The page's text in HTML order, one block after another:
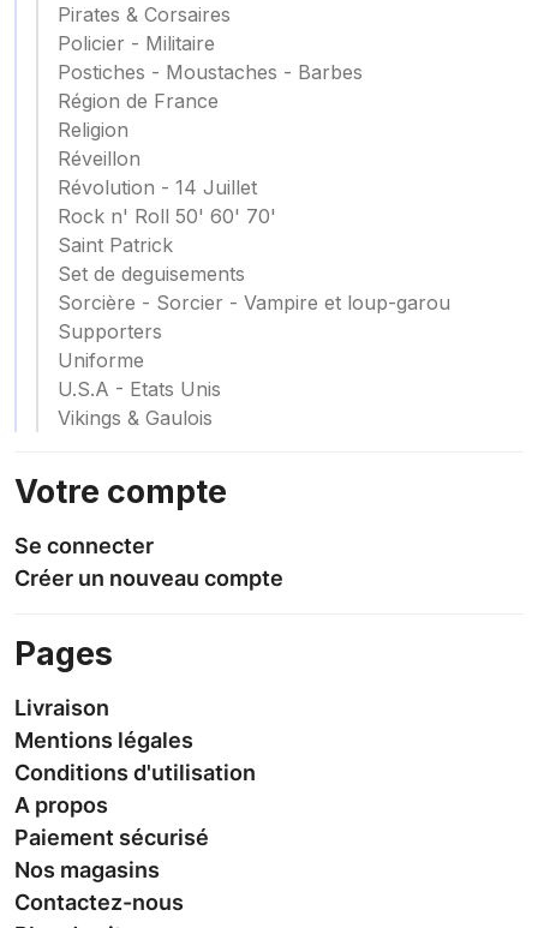
Pirates & Corsaires
Policier - Militaire
Postiches - Moustaches - Barbes
Région de France
Religion
Réveillon
Révolution - 14 Juillet
Rock n' Roll 50' 60' 70'
Saint Patrick
Set de deguisements
Sorcière - Sorcier - Vampire et loup-garou
Supporters
Uniforme
U.S.A - Etats Unis
Vikings & Gaulois
Votre compte
Se connecter
Créer un nouveau compte
Pages
Livraison
Mentions légales
Conditions d'utilisation
A propos
Paiement sécurisé
Nos magasins
Contactez-nous